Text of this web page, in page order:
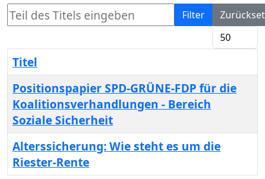
Teil des Titels eingeben Filter
Anzeige #
Titel
Positionspapier SPD-GRÜNE-FDP für die
Koalitionsverhandlungen - Bereich
Soziale Sicherheit
Alterssicherung: Wie steht es um die
Riester-Rente